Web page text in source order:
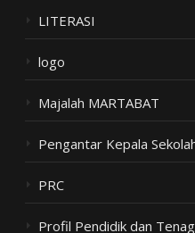
LITERASI
logo
Majalah MARTABAT
Pengantar Kepala
PRC
Profil Pendidik dan